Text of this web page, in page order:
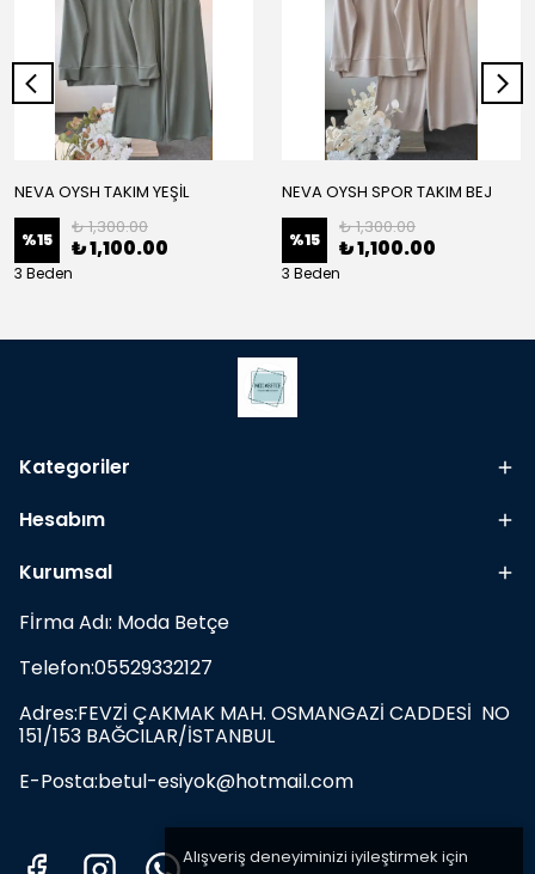
Alışveriş deneyiminizi iyileştirmek için
NEVA OYSH TAKIM YEŞİL
%15
₺ 1,300.00
₺ 1,100.00
3 Beden
NEVA OYSH SPOR TAKIM BEJ
%15
₺ 1,300.00
₺ 1,100.00
3 Beden
Kategoriler
Hesabım
Kurumsal
Fİrma Adı: Moda Betçe
Telefon:05529332127
Adres:FEVZİ ÇAKMAK MAH. OSMANGAZİ CADDESİ NO
151/153 BAĞCILAR/İSTANBUL
E-Posta:betul-esiyok@hotmail.com